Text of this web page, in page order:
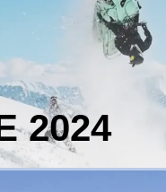
2024